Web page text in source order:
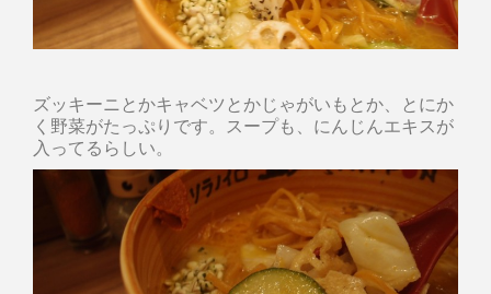
ズッキーニとかキャベツとかじゃがいもとか、とにか
く野菜がたっぷりです。スープも、にんじんエキスが
入ってるらしい。